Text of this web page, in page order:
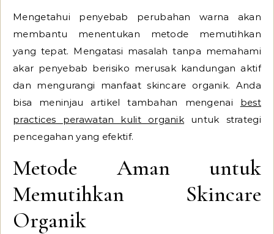
Mengetahui penyebab perubahan warna akan
membantu menentukan metode memutihkan
yang tepat. Mengatasi masalah tanpa memahami
akar penyebab berisiko merusak kandungan aktif
dan mengurangi manfaat skincare organik. Anda
bisa meninjau artikel tambahan mengenai best
practices perawatan kulit organik untuk strategi
pencegahan yang efektif.
Metode Aman untuk
Memutihkan Skincare
Organik